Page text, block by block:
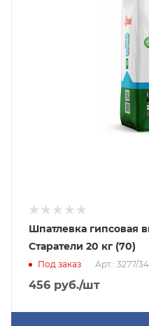
Шпатлевка гипсовая
Старатели 20 кг (70)
Под заказ Арт.: 3277/
456 руб./шт